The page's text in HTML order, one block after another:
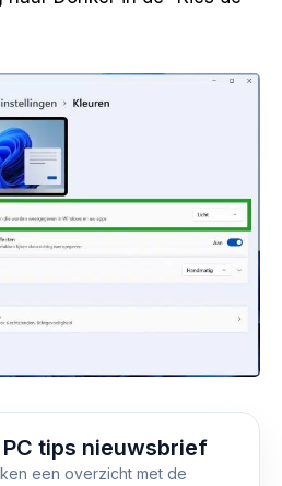
tips nieuwsbrief
een overzicht met de